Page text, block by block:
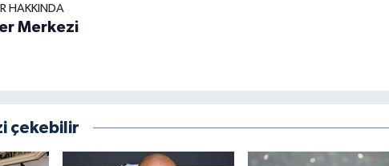
HAKKINDA
Merkezi
çekebilir